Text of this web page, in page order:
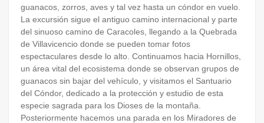
guanacos, zorros, aves y tal vez hasta un cóndor en vuelo.
La excursión sigue el antiguo camino internacional y parte
del sinuoso camino de Caracoles, llegando a la Quebrada
de Villavicencio donde se pueden tomar fotos
espectaculares desde lo alto. Continuamos hacia Hornillos,
un área vital del ecosistema donde se observan grupos de
guanacos sin bajar del vehículo, y visitamos el Santuario
del Cóndor, dedicado a la protección y estudio de esta
especie sagrada para los Dioses de la montaña.
Posteriormente hacemos una parada en los Miradores de